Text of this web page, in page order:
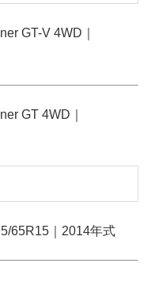
GT-V 4WD｜
GT 4WD｜
65R15｜2014年式